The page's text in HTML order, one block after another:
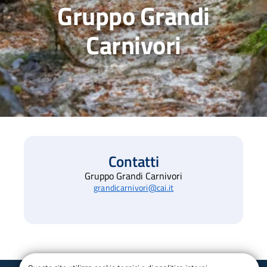
Gruppo Grandi
Carnivori
Contatti
Gruppo Grandi Carnivori
grandicarnivori@cai.it